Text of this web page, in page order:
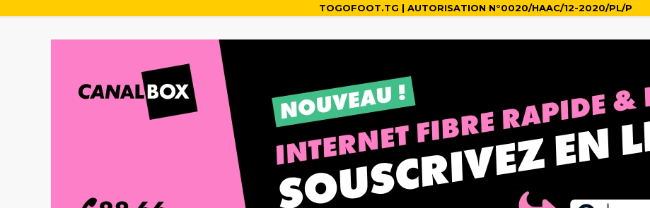
TOGOFOOT.TG | AUTORISATION N°0020/HAAC/12-2020/PL/P